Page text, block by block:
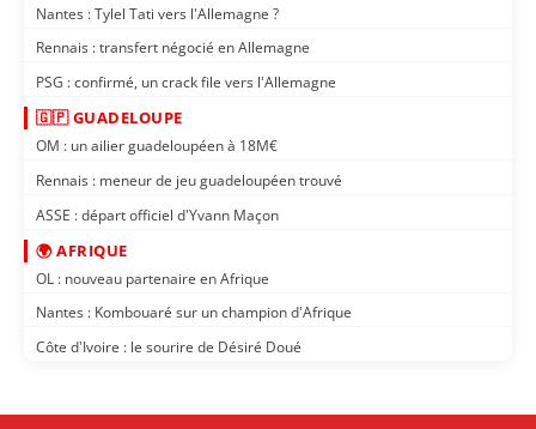
Nantes : Tylel Tati vers l'Allemagne ?
Rennais : transfert négocié en Allemagne
PSG : confirmé, un crack file vers l'Allemagne
🇬🇵 GUADELOUPE
OM : un ailier guadeloupéen à 18M€
Rennais : meneur de jeu guadeloupéen trouvé
ASSE : départ officiel d'Yvann Maçon
🌍 AFRIQUE
OL : nouveau partenaire en Afrique
Nantes : Kombouaré sur un champion d'Afrique
Côte d'Ivoire : le sourire de Désiré Doué